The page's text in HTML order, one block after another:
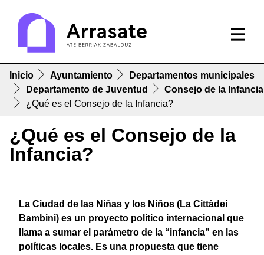
Inicio Ayuntamiento
Departamentos municipales
Departamento de Juventud
Consejo de la Infancia
¿Qué es el Consejo de la Infancia?
¿Qué es el Consejo de la
Infancia?
La Ciudad de las Niñas y los Niños (La Cittàdei
Bambini) es un proyecto político internacional que
llama a sumar el parámetro de la “infancia” en las
políticas locales. Es una propuesta que tiene